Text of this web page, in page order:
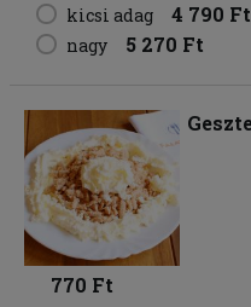
kicsi adag
4 790 Ft
nagy 5 270 Ft
770 Ft